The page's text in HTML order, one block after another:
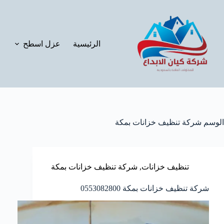
الرئيسية عزل اسطح
الوسم شركة تنظيف خزانات بمكة
تنظيف خزانات, شركة تنظيف خزانات بمكة
شركة تنظيف خزانات بمكة 0553082800